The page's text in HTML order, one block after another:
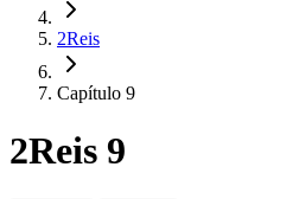
2Reis
Capítulo 9
2Reis 9